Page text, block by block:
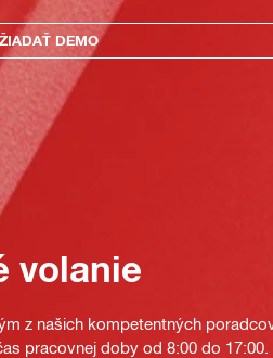
DEMO
volanie
z našich kompetentných
pracovnej doby od 8:00 do 17:00.